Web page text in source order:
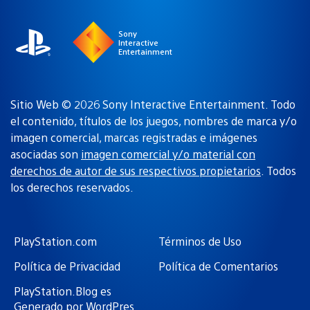
Sony
Interactive
Entertainment
Sitio Web © 2026 Sony Interactive Entertainment. Todo
el contenido, títulos de los juegos, nombres de marca y/o
imagen comercial, marcas registradas e imágenes
asociadas son imagen comercial y/o material con
derechos de autor de sus respectivos propietarios. Todos
los derechos reservados.
PlayStation.com
Términos de Uso
Política de Privacidad
Política de Comentarios
PlayStation.Blog es
Generado por WordPres